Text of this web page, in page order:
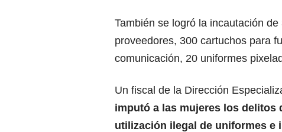
También se logró la incautación
proveedores, 300 cartuchos para
comunicación, 20 uniformes
Un fiscal de la Dirección
imputó a las mujeres los delitos
utilización ilegal de uniformes e